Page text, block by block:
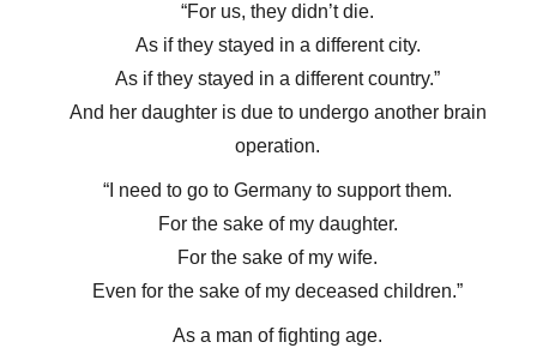
“For us, they didn’t die.
As if they stayed in a different city.
As if they stayed in a different country.”
And her daughter is due to undergo another brain
operation.
“I need to go to Germany to support them.
For the sake of my daughter.
For the sake of my wife.
Even for the sake of my deceased children.”
As a man of fighting age.